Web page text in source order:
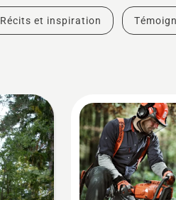
Récits et inspiration